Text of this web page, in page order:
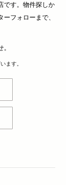
です。物件探しか
フォローまで、
。
ます。